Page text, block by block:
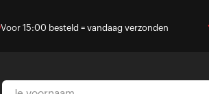
Voor 15:00 besteld = vandaag verzonden